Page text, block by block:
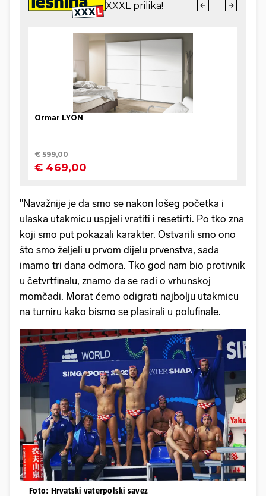
"Navažnije je da smo se nakon lošeg početka i
ulaska utakmicu uspjeli vratiti i resetirti. Po tko zna
koji smo put pokazali karakter. Ostvarili smo ono
što smo željeli u prvom dijelu prvenstva, sada
imamo tri dana odmora. Tko god nam bio protivnik
u četvrtfinalu, znamo da se radi o vrhunskoj
momčadi. Morat ćemo odigrati najbolju utakmicu
na turniru kako bismo se plasirali u polufinale.
Foto: Hrvatski vaterpolski savez